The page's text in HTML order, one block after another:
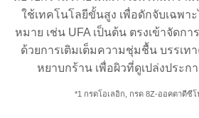
ใช้เทคโนโลยีขั้นสูง เพื่อดักจับเฉพา
หมาย เช่น UFA เป็นต้น ตรงเข้าจัด
ด้วยการเติมเต็มความชุ่มชื้น บรรเท
หยาบกร้าน เพื่อผิวที่ดูเปล่งประก
*1 กรดโอเลอิก, กรด 8Z-ออคตาดีซี